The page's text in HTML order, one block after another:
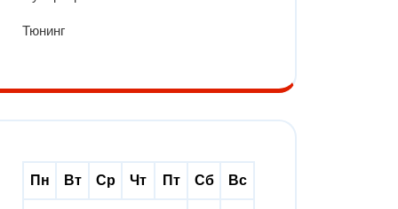
Тюнинг
Пн Вт Ср Чт Пт Сб Вс